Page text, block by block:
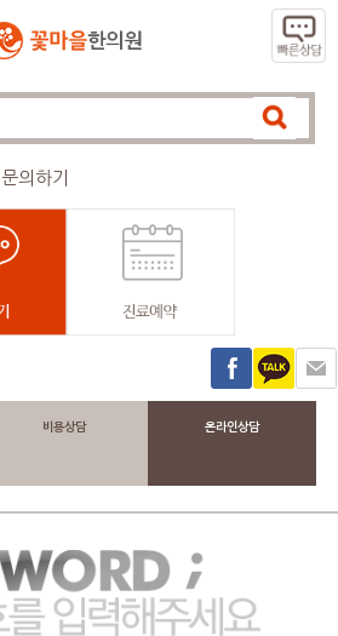
문의하기
비용상담 온라인상담